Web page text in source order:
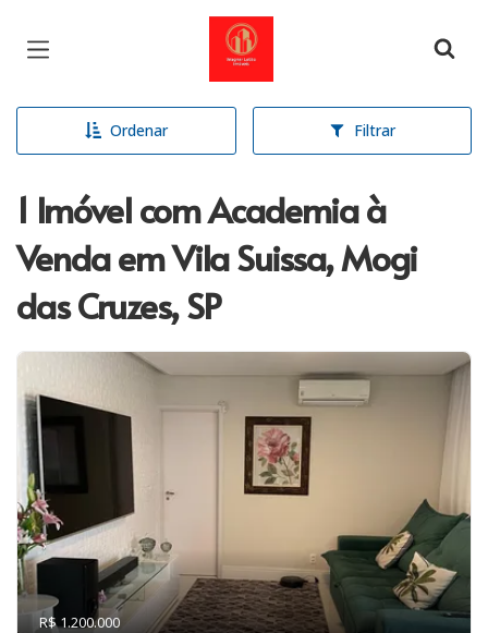
Página inicial
Ordenar Filtrar
1 Imóvel com Academia à
Venda em Vila Suissa, Mogi
das Cruzes, SP
R$ 1.200.000